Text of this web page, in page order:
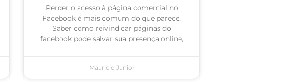
Perder o acesso à página comercial no
Facebook é mais comum do que parece.
Saber como reivindicar páginas do
facebook pode salvar sua presença online,
Mauricio Junior